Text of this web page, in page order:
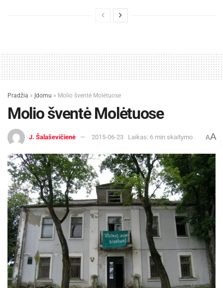
Pradžia » Įdomu » Molio šventė Molėtuose
Molio šventė Molėtuose
J. Šalaševičienė 2015-06-23 Laikas: 6 min skaitymo AA